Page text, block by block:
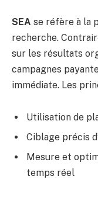
SEA se réfère à la
recherche.
sur les résultats
campagnes
immédiate. Les
Utilisation de
Ciblage précis
Mesure et
temps réel